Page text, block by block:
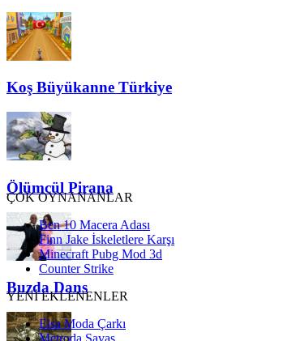
Koş Büyükanne Türkiye
Ölümcül Pirana
Buzda Dans
ÇOK OYNANANLAR
Ben 10 Macera Adası
Finn Jake İskeletlere Karşı
Minecraft Pubg Mod 3d
Counter Strike
YENİ EKLENENLER
Elsa Moda Çarkı
Metroda Savaş